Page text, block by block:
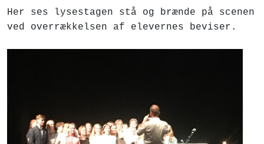
Her ses lysestagen stå og brænde på scenen
ved overrækkelsen af elevernes beviser.